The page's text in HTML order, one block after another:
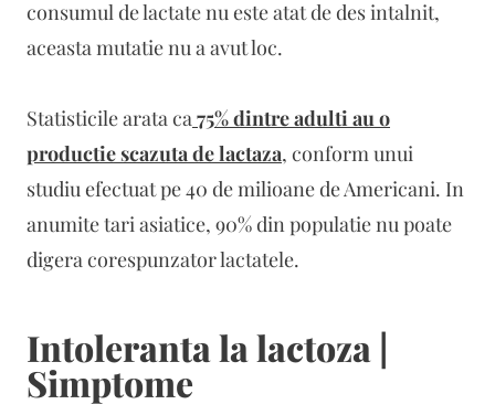
consumul de lactate nu este atat de des intalnit,
aceasta mutatie nu a avut loc.
Statisticile arata ca75% dintre adulti au o
productie scazuta de lactaza, conform unui
studiu efectuat pe 40 de milioane de Americani. In
anumite tari asiatice, 90% din populatie nu poate
digera corespunzator lactatele.
Intoleranta la lactoza |
Simptome